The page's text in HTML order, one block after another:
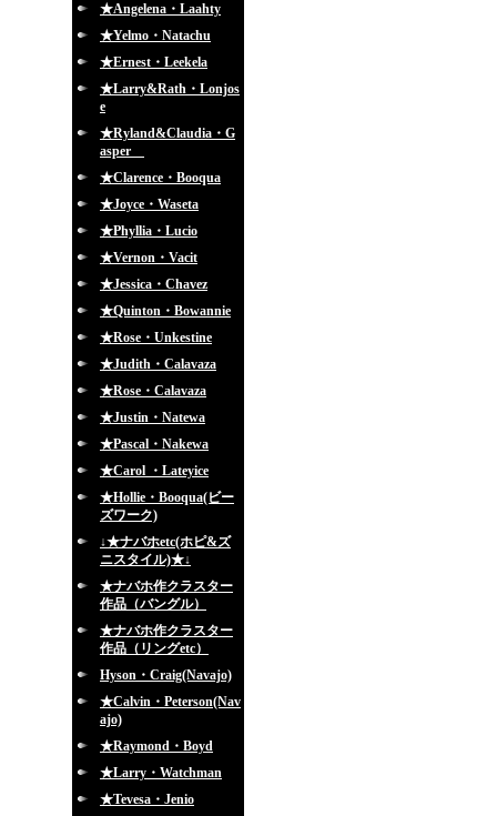
★Angelena・Laahty
★Yelmo・Natachu
★Ernest・Leekela
★Larry&Rath・Lonjos
e
★Ryland&Claudia・G
asper
★Clarence・Booqua
★Joyce・Waseta
★Phyllia・Lucio
★Vernon・Vacit
★Jessica・Chavez
★Quinton・Bowannie
★Rose・Unkestine
★Judith・Calavaza
★Rose・Calavaza
★Justin・Natewa
★Pascal・Nakewa
★Carol ・Lateyice
★Hollie・Booqua(ビー
ズワーク)
↓★ナバホetc(ホピ&ズ
ニスタイル)★↓
★ナバホ作クラスター
作品（バングル）
★ナバホ作クラスター
作品（リングetc）
Hyson・Craig(Navajo)
★Calvin・Peterson(Nav
ajo)
★Raymond・Boyd
★Larry・Watchman
★Tevesa・Jenio